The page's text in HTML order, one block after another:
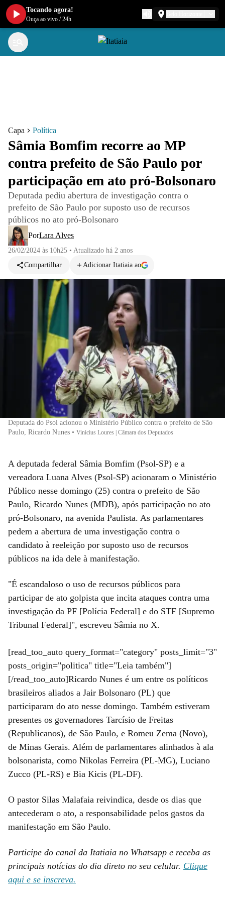
Capa Política
Sâmia Bomfim recorre ao MP
contra prefeito de São Paulo por
participação em ato pró-Bolsonaro
Deputada pediu abertura de investigação contra o
prefeito de São Paulo por suposto uso de recursos
públicos no ato pró-Bolsonaro
PorLara Alves
26/02/2024 às 10h25 • Atualizado há 2 anos
Compartilhar
Adicionar Itatiaia ao
Deputada do Psol acionou o Ministério Público contra o prefeito de São
Paulo, Ricardo Nunes • Vinicius Loures | Câmara dos Deputados
A deputada federal Sâmia Bomfim (Psol-SP) e a
vereadora Luana Alves (Psol-SP) acionaram o Ministério
Público nesse domingo (25) contra o prefeito de São
Paulo, Ricardo Nunes (MDB), após participação no ato
pró-Bolsonaro, na avenida Paulista. As parlamentares
pedem a abertura de uma investigação contra o
candidato à reeleição por suposto uso de recursos
públicos na ida dele à manifestação.
"É escandaloso o uso de recursos públicos para
participar de ato golpista que incita ataques contra uma
investigação da PF [Polícia Federal] e do STF [Supremo
Tribunal Federal]", escreveu Sâmia no X.
[read_too_auto query_format="category" posts_limit="3"
posts_origin="politica" title="Leia também"]
[/read_too_auto]Ricardo Nunes é um entre os políticos
brasileiros aliados a Jair Bolsonaro (PL) que
participaram do ato nesse domingo. Também estiveram
presentes os governadores Tarcísio de Freitas
(Republicanos), de São Paulo, e Romeu Zema (Novo),
de Minas Gerais. Além de parlamentares alinhados à ala
bolsonarista, como Nikolas Ferreira (PL-MG), Luciano
Zucco (PL-RS) e Bia Kicis (PL-DF).
O pastor Silas Malafaia reivindica, desde os dias que
antecederam o ato, a responsabilidade pelos gastos da
manifestação em São Paulo.
Participe do canal da Itatiaia no Whatsapp e receba as
principais notícias do dia direto no seu celular. Clique
aqui e se inscreva.
Tocando agora!
Ouça ao vivo /24h